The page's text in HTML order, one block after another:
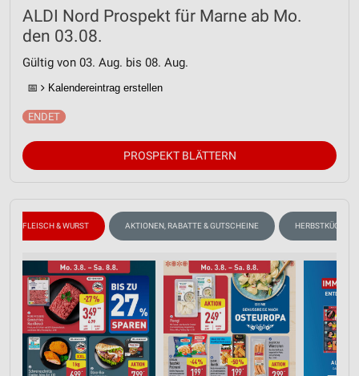
ALDI Nord Prospekt für Marne ab Mo.
den 03.08.
Gültig von 03. Aug. bis 08. Aug.
📅 Kalendereintrag erstellen
PROSPEKT BLÄTTERN
FLEISCH & WURST AKTIONEN, RABATTE & GUTSCHEINE HERBSTKÜCHE